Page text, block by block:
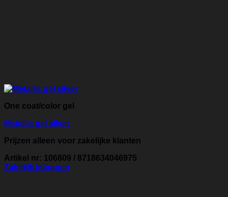
One coat/color gel
Metallic gel silver
Prijzen alleen voor zakelijke klanten
Artikel nr: 106809 / 8718634046975
Zakelijk inloggen